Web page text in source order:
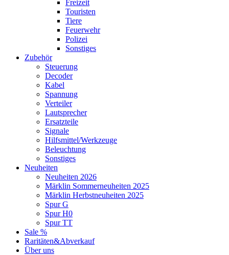
Freizeit
Touristen
Tiere
Feuerwehr
Polizei
Sonstiges
Zubehör
Steuerung
Decoder
Kabel
Spannung
Verteiler
Lautsprecher
Ersatzteile
Signale
Hilfsmittel/Werkzeuge
Beleuchtung
Sonstiges
Neuheiten
Neuheiten 2026
Märklin Sommerneuheiten 2025
Märklin Herbstneuheiten 2025
Spur G
Spur H0
Spur TT
Sale %
Raritäten&Abverkauf
Über uns